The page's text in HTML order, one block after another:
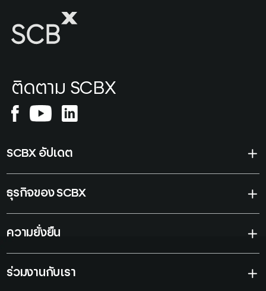
ติดตาม SCBX
SCBX อัปเดต
ธุรกิจของ SCBX
ความยั่งยืน
ร่วมงานกับเรา